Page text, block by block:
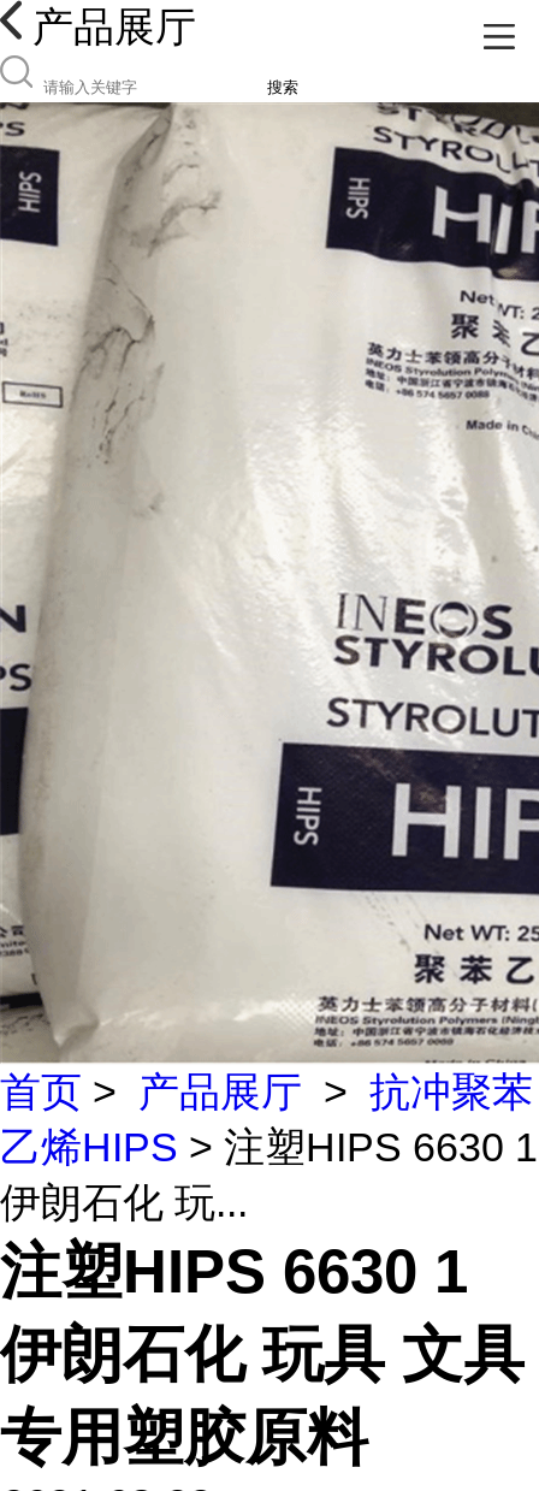
产品展厅
搜索
首页 > 产品展厅 > 抗冲聚苯
乙烯HIPS > 注塑HIPS 6630 1
伊朗石化 玩...
注塑HIPS 6630 1
伊朗石化 玩具 文具
专用塑胶原料